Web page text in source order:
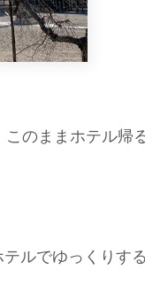
のままホテル帰
ルでゆっくりする